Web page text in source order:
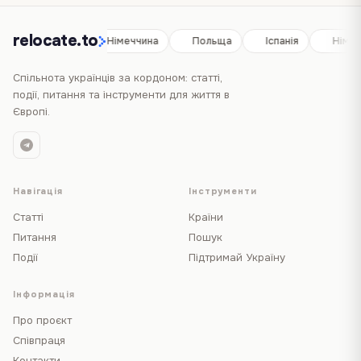
relocate.to
Іспанія Німеччина Польща Іспанія
Спільнота українців за кордоном: статті,
події, питання та інструменти для життя в
Європі.
Навігація
Статті
Питання
Події
Інструменти
Країни
Пошук
Підтримай Україну
Інформація
Про проєкт
Співпраця